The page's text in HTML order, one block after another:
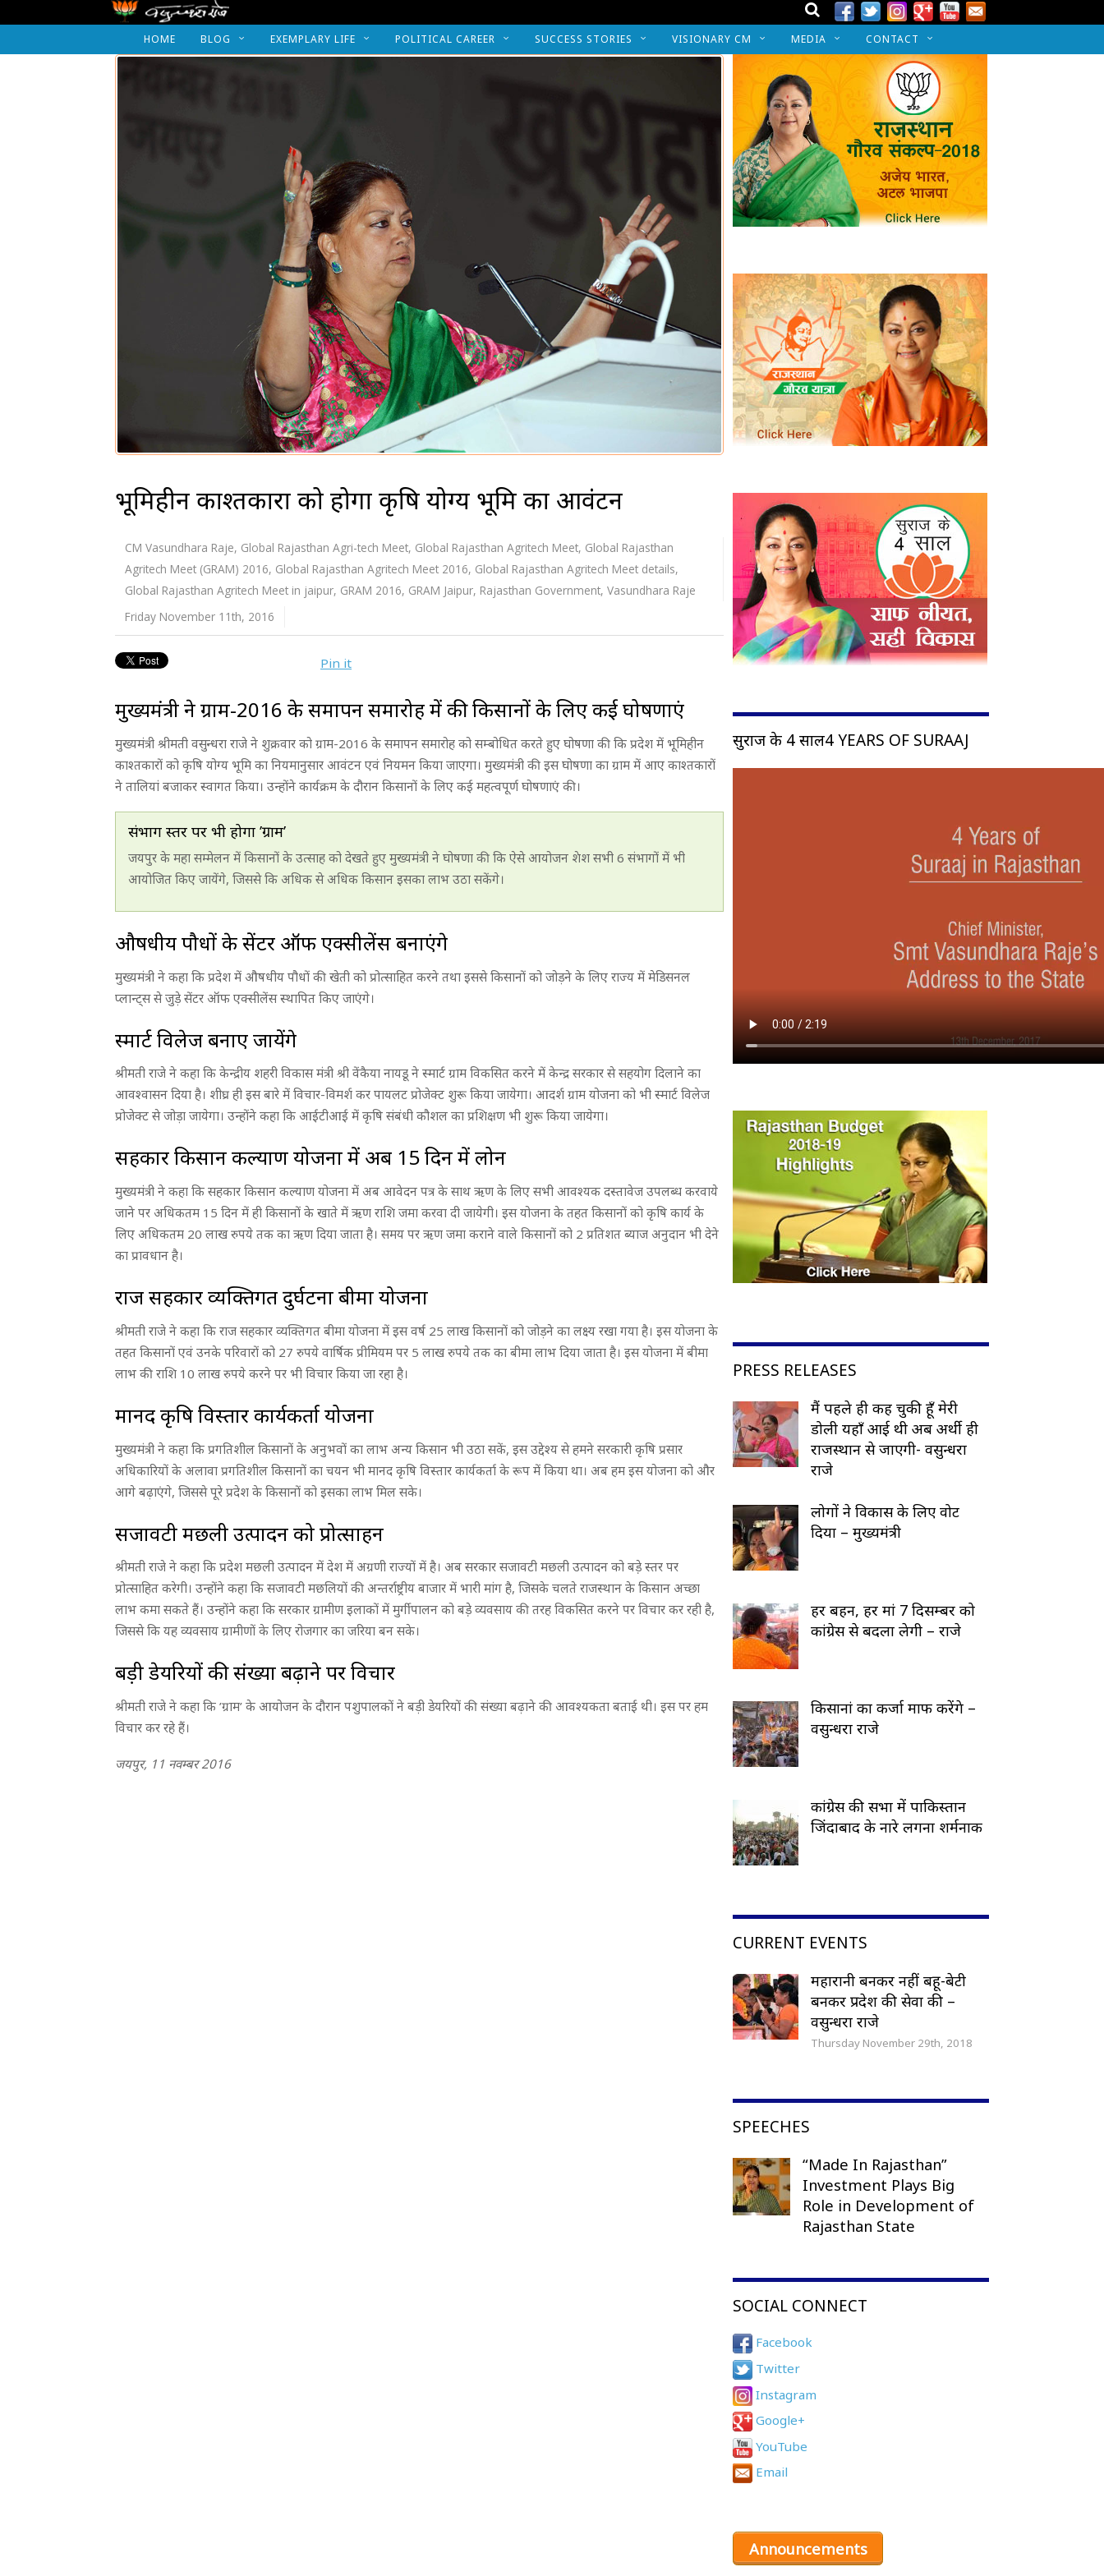
HOME BLOG EXEMPLARY LIFE POLITICAL CAREER SUCCESS STORIES VISIONARY CM MEDIA CONTACT
भूमिहीन काश्तकारों को होगा कृषि योग्य भूमि का आवंटन
CM Vasundhara Raje, Global Rajasthan Agri-tech Meet, Global Rajasthan Agritech Meet, Global Rajasthan
Agritech Meet (GRAM) 2016, Global Rajasthan Agritech Meet 2016, Global Rajasthan Agritech Meet details,
Global Rajasthan Agritech Meet in jaipur, GRAM 2016, GRAM Jaipur, Rajasthan Government, Vasundhara Raje
Friday November 11th, 2016
Pin it
मुख्यमंत्री ने ग्राम-2016 के समापन समारोह में की किसानों के लिए कई घोषणाएं
मुख्यमंत्री श्रीमती वसुन्धरा राजे ने शुक्रवार को ग्राम-2016 के समापन समारोह को सम्बोधित करते हुए घोषणा की कि प्रदेश में भूमिहीन
काश्तकारों को कृषि योग्य भूमि का नियमानुसार आवंटन एवं नियमन किया जाएगा। मुख्यमंत्री की इस घोषणा का ग्राम में आए काश्तकारों
ने तालियां बजाकर स्वागत किया। उन्होंने कार्यक्रम के दौरान किसानों के लिए कई महत्वपूर्ण घोषणाएं की।
संभाग स्तर पर भी होगा ’ग्राम’
जयपुर के महा सम्मेलन में किसानों के उत्साह को देखते हुए मुख्यमंत्री ने घोषणा की कि ऐसे आयोजन शेश सभी 6 संभागों में भी
आयोजित किए जायेंगे, जिससे कि अधिक से अधिक किसान इसका लाभ उठा सकेंगे।
औषधीय पौधों के सेंटर ऑफ एक्सीलेंस बनाएंगे
मुख्यमंत्री ने कहा कि प्रदेश में औषधीय पौधों की खेती को प्रोत्साहित करने तथा इससे किसानों को जोड़ने के लिए राज्य में मेडिसनल
प्लान्ट्स से जुड़े सेंटर ऑफ एक्सीलेंस स्थापित किए जाएंगे।
स्मार्ट विलेज बनाए जायेंगे
श्रीमती राजे ने कहा कि केन्द्रीय शहरी विकास मंत्री श्री वेंकैया नायडू ने स्मार्ट ग्राम विकसित करने में केन्द्र सरकार से सहयोग दिलाने का
आवश्वासन दिया है। शीघ्र ही इस बारे में विचार-विमर्श कर पायलट प्रोजेक्ट शुरू किया जायेगा। आदर्श ग्राम योजना को भी स्मार्ट विलेज
प्रोजेक्ट से जोड़ा जायेगा। उन्होंने कहा कि आईटीआई में कृषि संबंधी कौशल का प्रशिक्षण भी शुरू किया जायेगा।
सहकार किसान कल्याण योजना में अब 15 दिन में लोन
मुख्यमंत्री ने कहा कि सहकार किसान कल्याण योजना में अब आवेदन पत्र के साथ ऋण के लिए सभी आवश्यक दस्तावेज उपलब्ध करवाये
जाने पर अधिकतम 15 दिन में ही किसानों के खाते में ऋण राशि जमा करवा दी जायेगी। इस योजना के तहत किसानों को कृषि कार्य के
लिए अधिकतम 20 लाख रुपये तक का ऋण दिया जाता है। समय पर ऋण जमा कराने वाले किसानों को 2 प्रतिशत ब्याज अनुदान भी देने
का प्रावधान है।
राज सहकार व्यक्तिगत दुर्घटना बीमा योजना
श्रीमती राजे ने कहा कि राज सहकार व्यक्तिगत बीमा योजना में इस वर्ष 25 लाख किसानों को जोड़ने का लक्ष्य रखा गया है। इस योजना के
तहत किसानों एवं उनके परिवारों को 27 रुपये वार्षिक प्रीमियम पर 5 लाख रुपये तक का बीमा लाभ दिया जाता है। इस योजना में बीमा
लाभ की राशि 10 लाख रुपये करने पर भी विचार किया जा रहा है।
मानद कृषि विस्तार कार्यकर्ता योजना
मुख्यमंत्री ने कहा कि प्रगतिशील किसानों के अनुभवों का लाभ अन्य किसान भी उठा सकें, इस उद्देश्य से हमने सरकारी कृषि प्रसार
अधिकारियों के अलावा प्रगतिशील किसानों का चयन भी मानद कृषि विस्तार कार्यकर्ता के रूप में किया था। अब हम इस योजना को और
आगे बढ़ाएंगे, जिससे पूरे प्रदेश के किसानों को इसका लाभ मिल सके।
सजावटी मछली उत्पादन को प्रोत्साहन
श्रीमती राजे ने कहा कि प्रदेश मछली उत्पादन में देश में अग्रणी राज्यों में है। अब सरकार सजावटी मछली उत्पादन को बडे़ स्तर पर
प्रोत्साहित करेगी। उन्होंने कहा कि सजावटी मछलियों की अन्तर्राष्ट्रीय बाजार में भारी मांग है, जिसके चलते राजस्थान के किसान अच्छा
लाभ कमा सकते हैं। उन्होंने कहा कि सरकार ग्रामीण इलाकों में मुर्गीपालन को बडे़ व्यवसाय की तरह विकसित करने पर विचार कर रही है,
जिससे कि यह व्यवसाय ग्रामीणों के लिए रोजगार का जरिया बन सके।
बड़ी डेयरियों की संख्या बढ़ाने पर विचार
श्रीमती राजे ने कहा कि ’ग्राम’ के आयोजन के दौरान पशुपालकों ने बड़ी डेयरियों की संख्या बढ़ाने की आवश्यकता बताई थी। इस पर हम
विचार कर रहे हैं।
जयपुर, 11 नवम्बर 2016
सुराज के 4 साल4 YEARS OF SURAAJ
PRESS RELEASES
मैं पहले ही कह चुकी हूँ मेरी
डोली यहाँ आई थी अब अर्थी ही
राजस्थान से जाएगी- वसुन्धरा
राजे
लोगों ने विकास के लिए वोट
दिया – मुख्यमंत्री
हर बहन, हर मां 7 दिसम्बर को
कांग्रेस से बदला लेगी – राजे
किसानां का कर्जा माफ करेंगे –
वसुन्धरा राजे
कांग्रेस की सभा में पाकिस्तान
जिंदाबाद के नारे लगना शर्मनाक
CURRENT EVENTS
महारानी बनकर नहीं बहू-बेटी
बनकर प्रदेश की सेवा की –
वसुन्धरा राजे
Thursday November 29th, 2018
SPEECHES
“Made In Rajasthan”
Investment Plays Big
Role in Development of
Rajasthan State
SOCIAL CONNECT
Facebook
Twitter
Instagram
Google+
YouTube
Email
Announcements